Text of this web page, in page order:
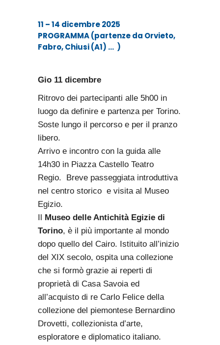
11 – 14 dicembre 2025
PROGRAMMA (partenze da Orvieto,
Fabro, Chiusi(A1) … )
Gio 11 dicembre
Ritrovo dei partecipanti alle 5h00 in
luogo da definire e partenza per Torino.
Soste lungo il percorso e per il pranzo
libero.
Arrivo e incontro con la guida alle
14h30 in Piazza Castello Teatro
Regio. Breve passeggiata introduttiva
nel centro storico e visita al Museo
Egizio.
Il Museo delle Antichità Egizie di
Torino, è il più importante al mondo
dopo quello del Cairo. Istituito all’inizio
del XIX secolo, ospita una collezione
che si formò grazie ai reperti di
proprietà di Casa Savoia ed
all’acquisto di re Carlo Felice della
collezione del piemontese Bernardino
Drovetti, collezionista d’arte,
esploratore e diplomatico italiano.